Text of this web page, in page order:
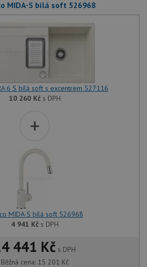
MIDA-S bílá soft 526968
6 S bílá soft s excentrem 527116
10 260 Kčs DPH
+
MIDA-S bílá soft 526968
4 941 Kčs DPH
441 Kč s DPH
Běžná cena: 15 201 Kč